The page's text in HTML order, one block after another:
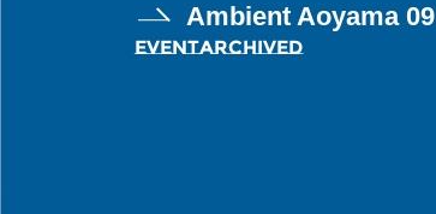
Ambient Aoyama 09
EVENTARCHIVED